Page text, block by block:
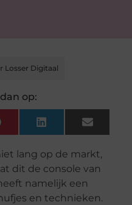
Losser Digitaal
op:
Pinterest LinkedIn Email
lang op de markt,
dit de console van
namelijk een
en technieken.